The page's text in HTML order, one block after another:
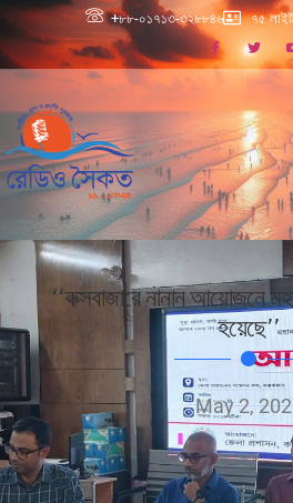
+৮৮-০১৭১৩-৩২৮৮৪৬ ৭৫
‘‘কক্সবাজারে নানান আয়োজনে
হয়েছে’’
May 2,